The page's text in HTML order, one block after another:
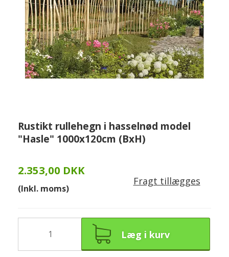
Rustikt rullehegn i hasselnød model
"Hasle" 1000x120cm (BxH)
2.353,00 DKK
(Inkl. moms)
Fragt tillægges
Læg i kurv